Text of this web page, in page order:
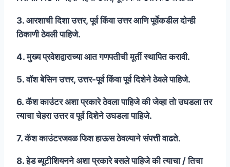
3. आरशाची दिशा उत्तर, पूर्व किंवा उत्तर आणि पूर्वेकडील दोन्ही
ठिकाणी ठेवली पाहिजे.
4. मुख्य प्रवेशद्वाराच्या आत गणपतीची मूर्ती स्थापित करावी.
5. वॉश बेसिन उत्तर, उत्तर-पूर्व किंवा पूर्व दिशेने ठेवले पाहिजे.
6. कॅश काउंटर अशा प्रकारे ठेवला पाहिजे की जेव्हा तो उघडला तर
त्याचा चेहरा उत्तर व पूर्व दिशेने उघडला पाहिजे.
7. कॅश काउंटरजवळ फिश हाऊस ठेवल्याने संपत्ती वाढते.
8. हेड ब्यूटीशियनने अशा प्रकारे बसले पाहिजे की त्याचा / तिचा